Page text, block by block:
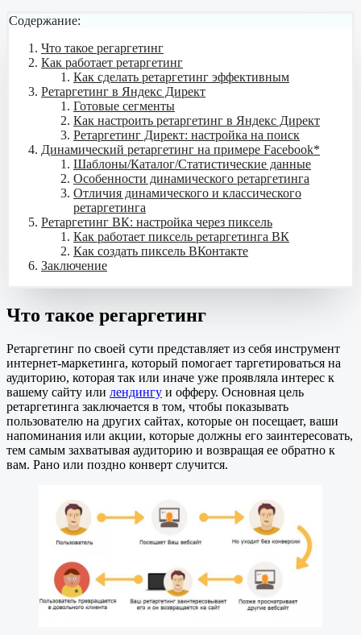
Содержание:
Что такое регаргетинг
Как работает ретаргетинг
Как сделать ретаргетинг эффективным
Ретаргетинг в Яндекс Директ
Готовые сегменты
Как настроить ретаргетинг в Яндекс Директ
Ретаргетинг Директ: настройка на поиск
Динамический ретаргетинг на примере Facebook*
Шаблоны/Каталог/Статистические данные
Особенности динамического ретаргетинга
Отличия динамического и классического
ретаргетинга
Ретаргетинг ВК: настройка через пиксель
Как работает пиксель ретаргетинга ВК
Как создать пиксель ВКонтакте
Заключение
Что такое регаргетинг
Ретаргетинг по своей сути представляет из себя инструмент
интернет-маркетинга, который помогает таргетироваться на
аудиторию, которая так или иначе уже проявляла интерес к
вашему сайту или лендингу и офферу. Основная цель
ретаргетинга заключается в том, чтобы показывать
пользователю на других сайтах, которые он посещает, ваши
напоминания или акции, которые должны его заинтересовать,
тем самым захватывая аудиторию и возвращая ее обратно к
вам. Рано или поздно конверт случится.